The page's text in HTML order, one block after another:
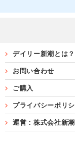
デイリー新潮とは？
お問い合わせ
ご購入
プライバシーポリ
運営：株式会社新